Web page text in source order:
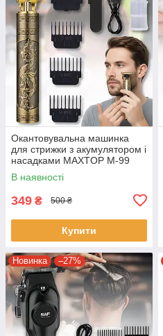
Окантовувальна машинка
для стрижки з акумулятором і
насадками MAXTOP M-99
В наявності
349 ₴ 500 ₴
Купити
Новинка –27%